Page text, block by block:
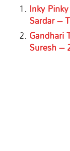
Inky
Sardar –
Gandhari
Suresh –